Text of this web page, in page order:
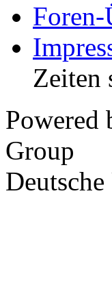
Zeiten
Powered
Group